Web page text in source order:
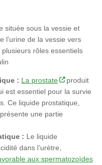
située sous la vessie et
l’urine de la vessie vers
rôles essentiels
: La prostate
produit
est essentiel pour la survie
Ce liquide prostatique,
une partie
: Le liquide
dans l’urètre,
aux spermatozoïdes